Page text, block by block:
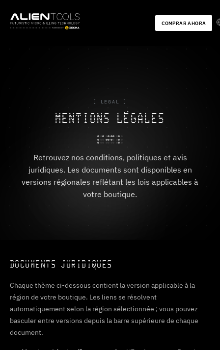
COMPRAR AHORA
[ LEGAL ]
MENTIONS LÉGALES
Retrouvez nos conditions, politiques et avis
juridiques. Les documents sont disponibles en
versions régionales reflétant les lois applicables à
votre boutique.
DOCUMENTS JURIDIQUES
Chaque thème ci-dessous contient la version applicable à la
région de votre boutique. Les liens se résolvent
automatiquement selon la région sélectionnée ; vous pouvez
basculer entre versions depuis la barre supérieure de chaque
document.